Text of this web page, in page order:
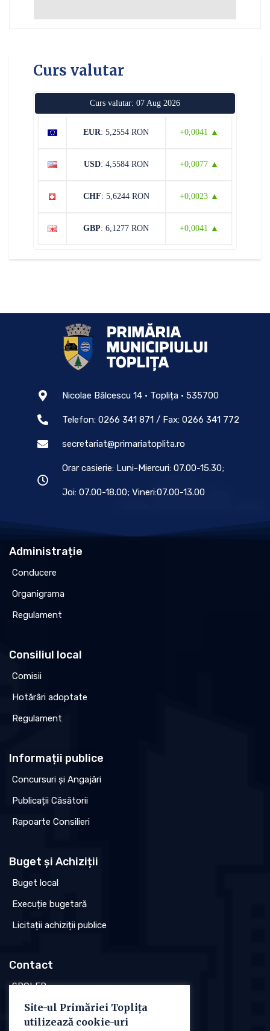
Curs valutar
Curs valutar: 07 Aug 2026
EUR: 5,2554 RON +0,0041 ▲
USD: 4,5584 RON +0,0077 ▲
CHF: 5,6244 RON +0,0023 ▲
GBP: 6,1277 RON +0,0041 ▲
Nicolae Bălcescu 14 • Toplița • 535700
Telefon: 0266 341 871 / Fax: 0266 341 772
secretariat@primariatoplita.ro
Orar casierie: Luni-Miercuri: 07.00-15.30;
Joi: 07.00-18.00; Vineri:07.00-13.00
Administrație
Conducere
Organigrama
Regulament
Consiliul local
Comisii
Hotărâri adoptate
Regulament
Informații publice
Concursuri și Angajări
Publicații Căsătorii
Rapoarte Consilieri
Buget și Achiziții
Buget local
Execuție bugetară
Licitații achiziții publice
Contact
SPCLEP
Stare civilă
Poliția locală
Site-ul Primăriei Toplița
utilizează cookie-uri